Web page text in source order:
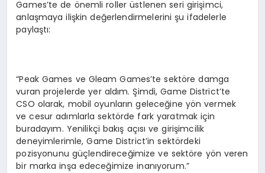
Games’te de önemli roller üstlenen seri girişimci,
anlaşmaya ilişkin değerlendirmelerini şu ifadelerle
paylaştı:
“Peak Games ve Gleam Games’te sektöre damga
vuran projelerde yer aldım. Şimdi, Game District’te
CSO olarak, mobil oyunların geleceğine yön vermek
ve cesur adımlarla sektörde fark yaratmak için
buradayım. Yenilikçi bakış açısı ve girişimcilik
deneyimlerimle, Game District’in sektördeki
pozisyonunu güçlendireceğimize ve sektöre yön veren
bir marka inşa edeceğimize inanıyorum.”